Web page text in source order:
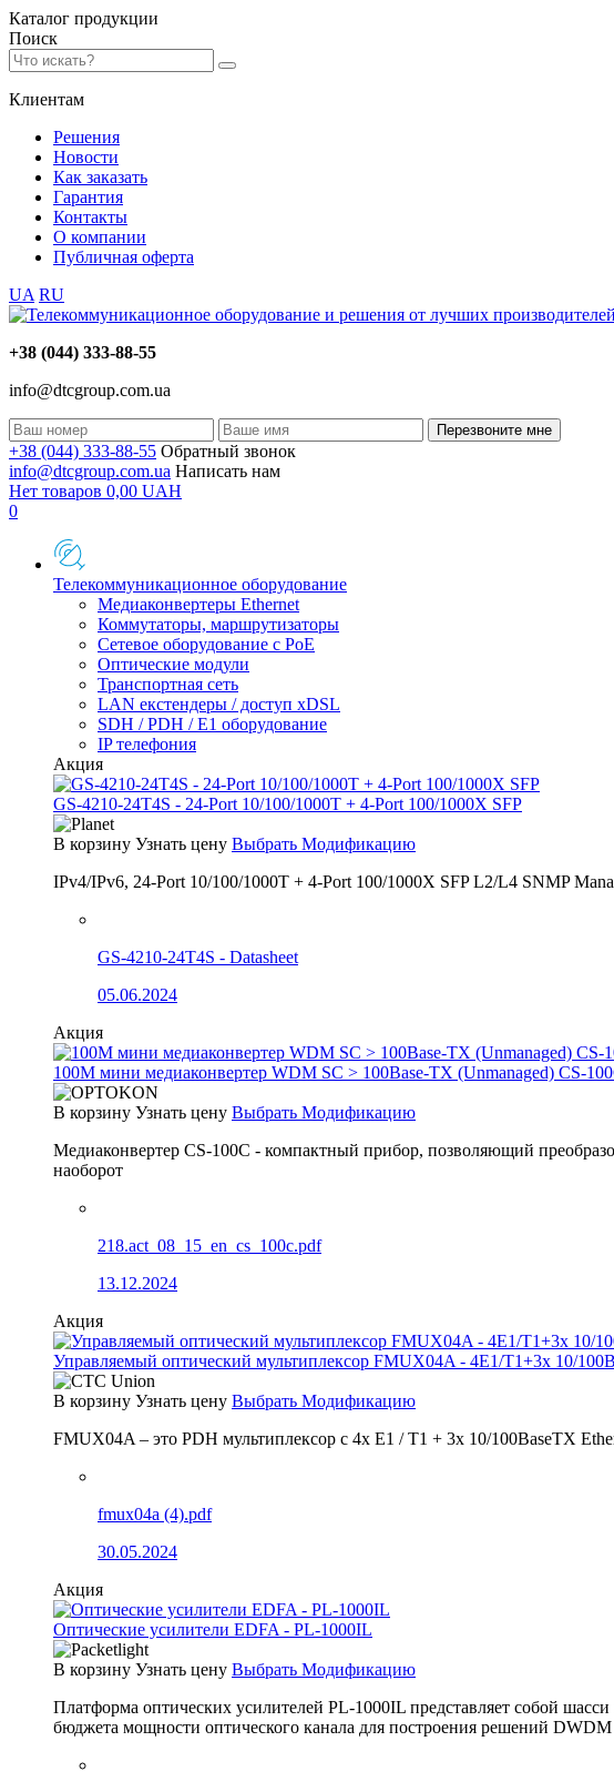
Каталог продукции
Поиск
Клиентам
Решения
Новости
Как заказать
Гарантия
Контакты
О компании
Публичная оферта
UA RU
+38 (044) 333-88-55
info@dtcgroup.com.ua
Перезвоните мне
+38 (044) 333-88-55 Обратный звонок
info@dtcgroup.com.ua Написать нам
Нет товаров 0,00 UAH
0
Телекоммуникационное оборудование
Медиаконвертеры Ethernet
Коммутаторы, маршрутизаторы
Сетевое оборудование с PoE
Оптические модули
Транспортная сеть
LAN екстендеры / доступ xDSL
SDH / PDH / E1 оборудование
IP телефония
Акция
GS-4210-24T4S - 24-Port 10/100/1000T + 4-Port 100/1000X SFP
В корзину Узнать цену Выбрать Модификацию
IPv4/IPv6, 24-Port 10/100/1000T + 4-Port 100/1000X SFP L2/L4 SNMP
GS-4210-24T4S - Datasheet
05.06.2024
Акция
100М мини медиаконвертер WDM SC > 100Base-TX (Unmanaged) CS-
В корзину Узнать цену Выбрать Модификацию
Медиаконвертер CS-100C - компактный прибор, позволяющий
наоборот
218.act_08_15_en_cs_100c.pdf
13.12.2024
Акция
Управляемый оптический мультиплексор FMUX04A - 4E1/T1+3x 10/
В корзину Узнать цену Выбрать Модификацию
FMUX04A – это PDH мультиплексор с 4x E1 / T1 + 3x 10/100BaseTX
fmux04a (4).pdf
30.05.2024
Акция
Оптические усилители EDFA - PL-1000IL
В корзину Узнать цену Выбрать Модификацию
Платформа оптических усилителей PL-1000IL представляет собой
бюджета мощности оптического канала для построения решений